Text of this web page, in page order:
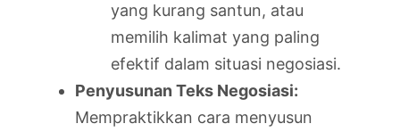
yang kurang santun, atau
memilih kalimat yang paling
efektif dalam situasi negosiasi.
Penyusunan Teks Negosiasi:
Mempraktikkan cara menyusun